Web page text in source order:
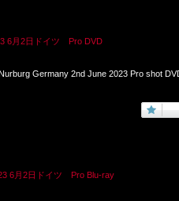
6月2日ドイツ Pro DVD
Germany 2nd June 2023 Pro shot
6月2日ドイツ Pro Blu-ray